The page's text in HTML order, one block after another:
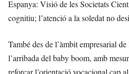
Espanya: Visió de les Societats
cognitiu; l’atenció a la soledat no
També des de l’àmbit empresarial
l’arribada del baby boom, amb
reforçar l’orientació vocacional cap